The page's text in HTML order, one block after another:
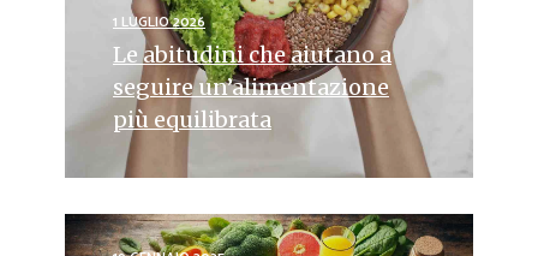
1 LUGLIO 2026
Le abitudini che aiutano a
seguire un’alimentazione
più equilibrata